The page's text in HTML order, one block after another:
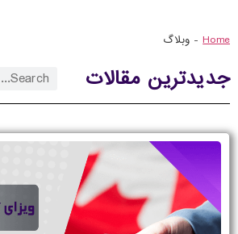
Home
-وبلاگ
جدیدترین مقالات